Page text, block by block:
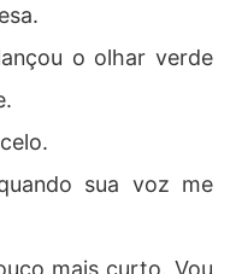
o olhar verde
sua voz me
mais curto. Vou